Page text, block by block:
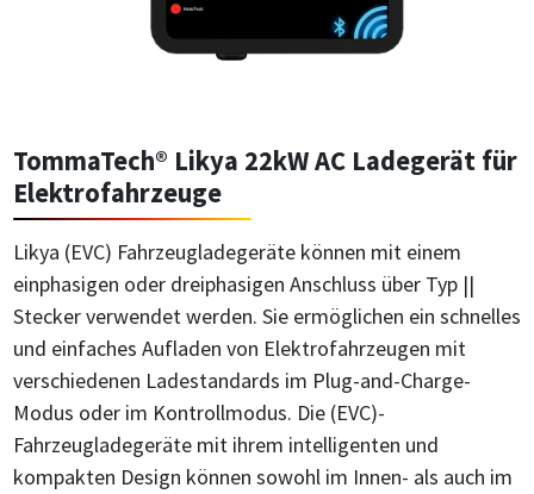
TommaTech® Likya 22kW AC Ladegerät für
Elektrofahrzeuge
Likya (EVC) Fahrzeugladegeräte können mit einem
einphasigen oder dreiphasigen Anschluss über Typ ||
Stecker verwendet werden. Sie ermöglichen ein schnelles
und einfaches Aufladen von Elektrofahrzeugen mit
verschiedenen Ladestandards im Plug-and-Charge-
Modus oder im Kontrollmodus. Die (EVC)-
Fahrzeugladegeräte mit ihrem intelligenten und
kompakten Design können sowohl im Innen- als auch im